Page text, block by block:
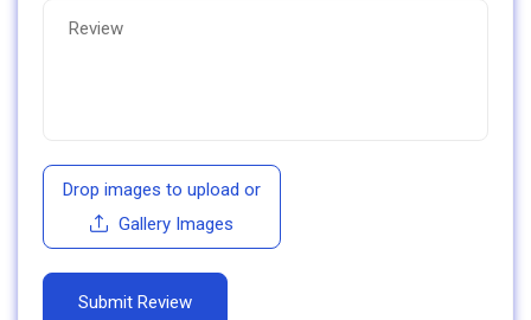
Drop images to upload or
Gallery Images